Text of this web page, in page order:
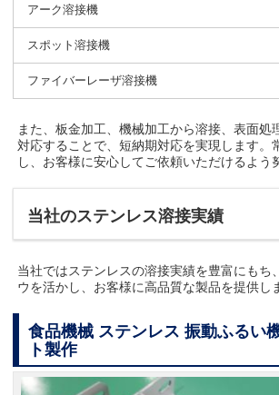
アーク溶接機
スポット溶接機
ファイバーレーザ溶接機
また、板金加工、機械加工から溶接、表面処
対応することで、短納期対応を実現します。
し、お客様に安心してご依頼いただけるよう
当社のステンレス溶接実績
当社ではステンレスの溶接実績を豊富にもち
ウを活かし、お客様に高品質な製品を提供し
食品機械 ステンレス 振動ふるい
ト製作